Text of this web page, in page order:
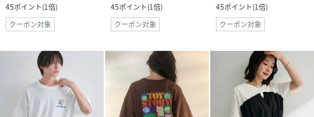
45ポイント(1倍)
クーポン対象
45ポイント(1倍)
クーポン対象
45ポイント(1倍)
クーポン対象